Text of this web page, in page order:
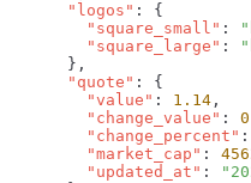
      "logos"
        "square_small"
:
        "square_large"
:
      "quote"
        "value"
: 1.14
        "change_value"
: 0
        "change_percent"
:
        "market_cap"
:
        "updated_at"
: